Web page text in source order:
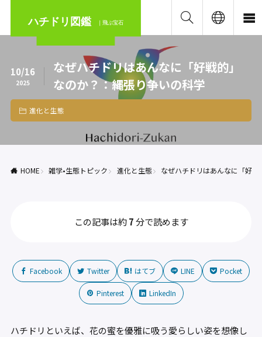
ハチドリ図鑑 ｜飛ぶ宝石
10/16
2025
なぜハチドリはあんなに「好戦的」
なのか？：縄張り争いの科学
進化と生態
HOME 雑学•生態トピック 進化と生態 なぜハチドリはあんなに「好
この記事は約7分で読めます
Facebook Twitter はてブ LINE Pocket
Pinterest LinkedIn
ハチドリといえば、花の蜜を優雅に吸う愛らしい姿を想像し